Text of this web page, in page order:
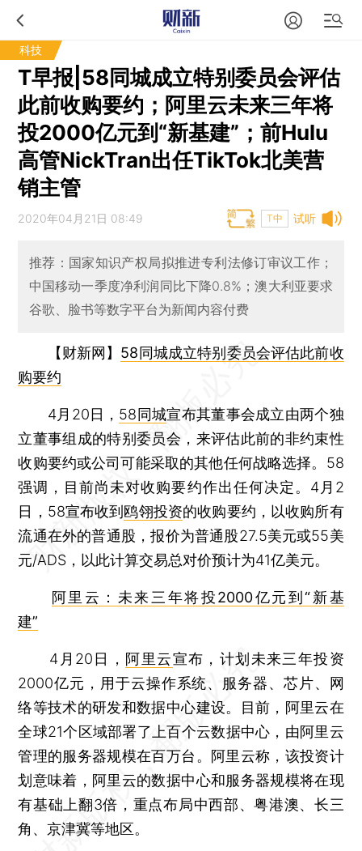
科技
T早报|58同城成立特别委员会评估
此前收购要约；阿里云未来三年将
投2000亿元到“新基建”；前Hulu
高管NickTran出任TikTok北美营
销主管
试听
2020年04月21日 08:49 T中
推荐：国家知识产权局拟推进专利法修订审议工作；
中国移动一季度净利润同比下降0.8%；澳大利亚要求
谷歌、脸书等数字平台为新闻内容付费
【财新网】 58同城成立特别委员会评估此前收
购要约
4月20日， 58同城宣布其董事会成立由两个独
立董事组成的特别委员会，来评估此前的非约束性
收购要约或公司可能采取的其他任何战略选择。58
强调，目前尚未对收购要约作出任何决定。4月2
日，58宣布收到 鸥翎投资的收购要约，以收购所有
流通在外的普通股，报价为普通股27.5美元或55美
元/ADS，以此计算交易总对价预计为41亿美元。
阿里云：未来三年将投2000亿元到“新基
建”
4月20日， 阿里云宣布，计划未来三年投资
2000亿元，用于云操作系统、服务器、芯片、网
络等技术的研发和数据中心建设。目前，阿里云在
全球21个区域部署了上百个云数据中心，由阿里云
管理的服务器规模在百万台。阿里云称，该投资计
划意味着，阿里云的数据中心和服务器规模将在现
有基础上翻3倍，重点布局中西部、粤港澳、长三
角、京津冀等地区。